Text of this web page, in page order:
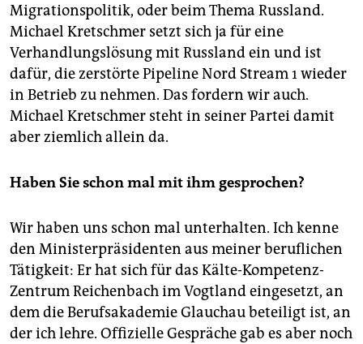
Migrationspolitik, oder beim Thema Russland.
Michael Kretschmer setzt sich ja für eine
Verhandlungslösung mit Russland ein und ist
dafür, die zerstörte Pipeline Nord Stream 1 wieder
in Betrieb zu nehmen. Das fordern wir auch.
Michael Kretschmer steht in seiner Partei damit
aber ziemlich allein da.
Haben Sie schon mal mit ihm gesprochen?
Wir haben uns schon mal unterhalten. Ich kenne
den Ministerpräsidenten aus meiner beruflichen
Tätigkeit: Er hat sich für das Kälte-Kompetenz-
Zentrum Reichenbach im Vogtland eingesetzt, an
dem die Berufsakademie Glauchau beteiligt ist, an
der ich lehre. Offizielle Gespräche gab es aber noch